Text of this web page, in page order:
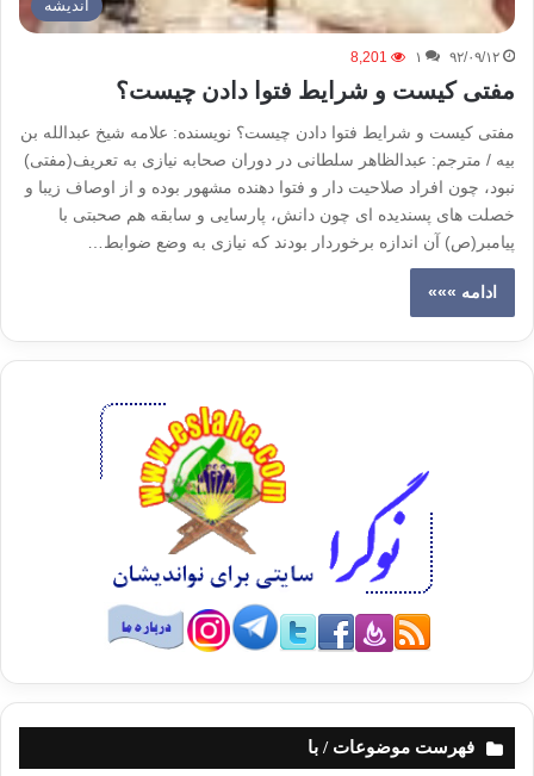
اندیشه
۹۲/۰۹/۱۲ ۱ 8,201
مفتی کیست و شرایط فتوا دادن چیست؟
مفتی کیست و شرایط فتوا دادن چیست؟ نویسنده: علامه شیخ عبدالله بن
بیه / مترجم: عبدالظاهر سلطانی در دوران صحابه نیازی به تعریف(مفتی)
نبود، چون افراد صلاحیت دار و فتوا دهنده مشهور بوده و از اوصاف زیبا و
خصلت های پسندیده ای چون دانش، پارسایی و سابقه هم صحبتی با
پیامبر(ص) آن اندازه برخوردار بودند که نیازی به وضع ضوابط…
ادامه »»»
فهرست موضوعات / با